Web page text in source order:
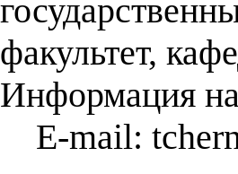
факультет,
Информация
E-mail: